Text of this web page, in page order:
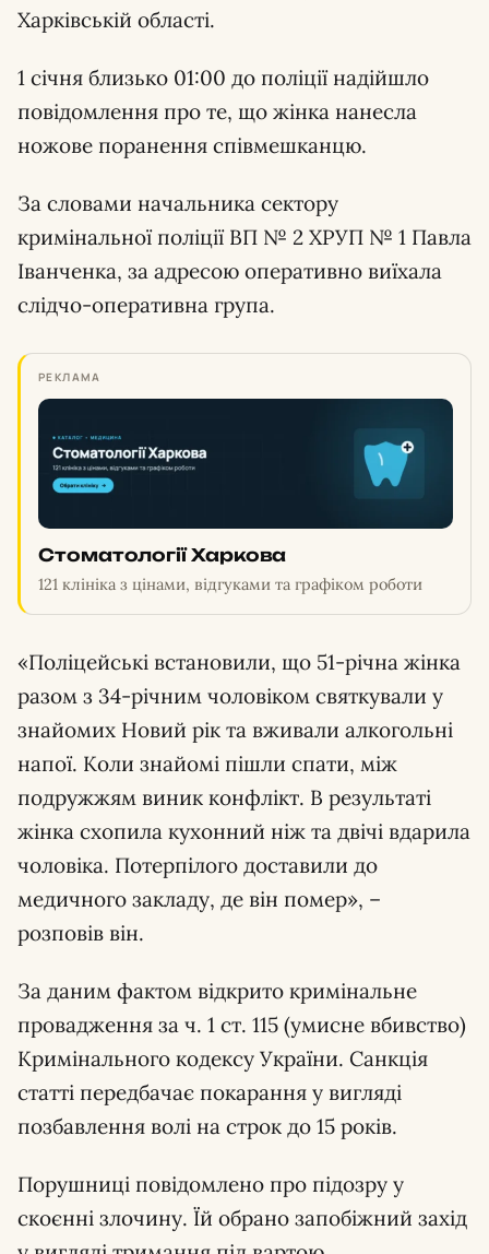
Харківській області.
1 січня близько 01:00 до поліції надійшло
повідомлення про те, що жінка нанесла
ножове поранення співмешканцю.
За словами начальника сектору
кримінальної поліції ВП № 2 ХРУП № 1 Павла
Іванченка, за адресою оперативно виїхала
слідчо-оперативна група.
РЕКЛАМА
Стоматології Харкова
121 клініка з цінами, відгуками та графіком роботи
«Поліцейські встановили, що 51-річна жінка
разом з 34-річним чоловіком святкували у
знайомих Новий рік та вживали алкогольні
напої. Коли знайомі пішли спати, між
подружжям виник конфлікт. В результаті
жінка схопила кухонний ніж та двічі вдарила
чоловіка. Потерпілого доставили до
медичного закладу, де він помер», –
розповів він.
За даним фактом відкрито кримінальне
провадження за ч. 1 ст. 115 (умисне вбивство)
Кримінального кодексу України. Санкція
статті передбачає покарання у вигляді
позбавлення волі на строк до 15 років.
Порушниці повідомлено про підозру у
скоєнні злочину. Їй обрано запобіжний захід